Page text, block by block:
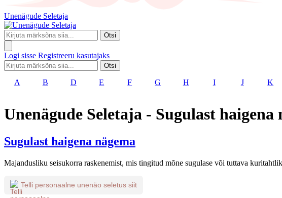
Unenägude Seletaja
Otsi
Logi sisse Registreeru kasutajaks
Otsi
A B D E F G H I J K
Unenägude Seletaja - Sugulast haigena
Sugulast haigena nägema
Majandusliku seisukorra raskenemist, mis tingitud mõne sugulase või tuttava
Telli personaalne unenäo seletus siit